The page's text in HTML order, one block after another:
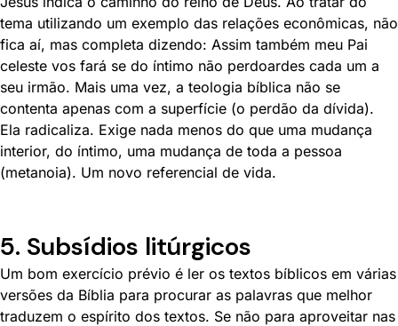
tema utilizando um exemplo das relações econômicas, não
fica aí, mas completa dizendo: Assim também meu Pai
celeste vos fará se do íntimo não perdoardes cada um a
seu irmão. Mais uma vez, a teologia bíblica não se
contenta apenas com a superfície (o perdão da dívida).
Ela radicaliza. Exige nada menos do que uma mudança
interior, do íntimo, uma mudança de toda a pessoa
(metanoia). Um novo referencial de vida.
5. Subsídios litúrgicos
Um bom exercício prévio é ler os textos bíblicos em várias
versões da Bíblia para procurar as palavras que melhor
traduzem o espírito dos textos. Se não para aproveitar nas